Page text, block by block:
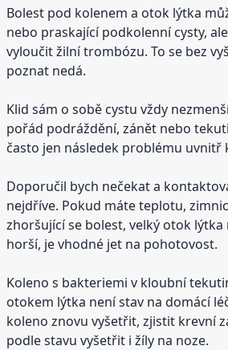
Bolest pod kolenem a otok lýtka
nebo praskající podkolenní cysty,
vyloučit žilní trombózu. To se bez
poznat nedá.
Klid sám o sobě cystu vždy
pořád podráždění, zánět nebo
často jen následek problému uvnitř
Doporučil bych nečekat a
nejdříve. Pokud máte teplotu,
zhoršující se bolest, velký otok
horší, je vhodné jet na pohotovost.
Koleno s bakteriemi v kloubní
otokem lýtka není stav na domácí
koleno znovu vyšetřit, zjistit krevní
podle stavu vyšetřit i žíly na noze.